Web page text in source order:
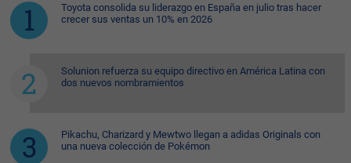
Toyota consolida su liderazgo en España en julio tras hacer
crecer sus ventas un 10% en 2026
Solunion refuerza su equipo directivo en América Latina con
dos nuevos nombramientos
Pikachu, Charizard y Mewtwo llegan a adidas Originals con
una nueva colección de Pokémon